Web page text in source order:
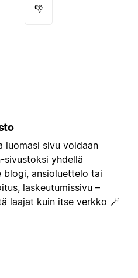
👎
luomasi sivu voidaan
sivustoksi yhdellä
blogi, ansioluettelo tai
laskeutumissivu –
laajat kuin itse verkko 🪄